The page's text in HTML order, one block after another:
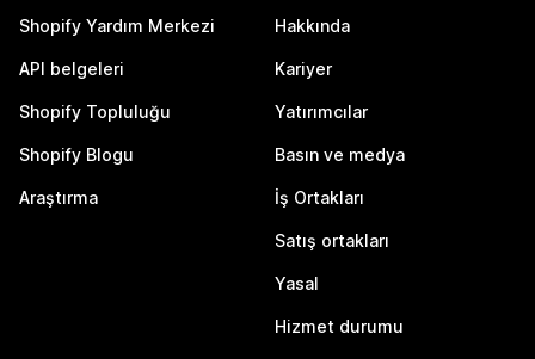
Shopify Yardım Merkezi
API belgeleri
Shopify Topluluğu
Shopify Blogu
Araştırma
Hakkında
Kariyer
Yatırımcılar
Basın ve medya
İş Ortakları
Satış ortakları
Yasal
Hizmet durumu